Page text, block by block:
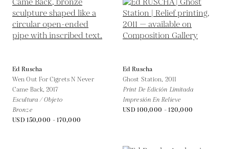
Ed Ruscha
Wen Out For Cigrets N Never
Came Back,2017
Escultura / Objeto
Bronze
USD 150,000 - 170,000
Ed Ruscha
Ghost Station, 2011
Print De Edición Limitada
Impresión En Relieve
USD 100,000 - 120,000